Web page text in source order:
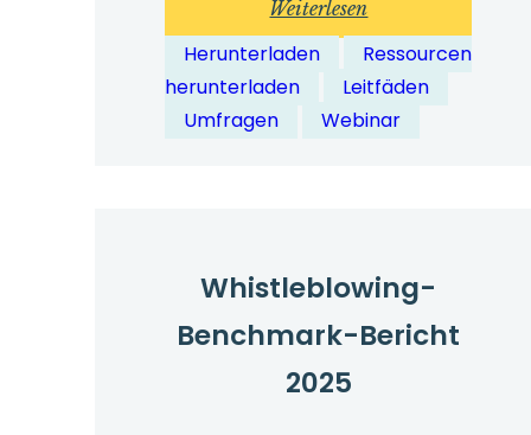
Weiterlesen:
Whistleblowing-
Schulung
für
und
Experteneinblicke
Herunterladen
Ressourcen
herunterladen
Leitfäden
Umfragen
Webinar
Whistleblowing-
Benchmark-Bericht
2025